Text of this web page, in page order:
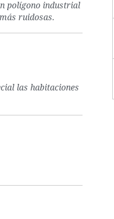
polígono industrial
ruidosas.
las habitaciones